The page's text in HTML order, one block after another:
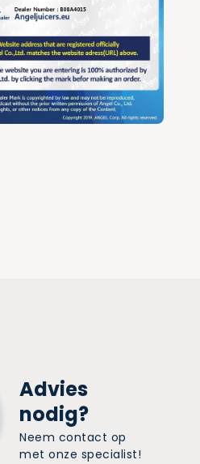
Advies
nodig?
Neem contact op
met onze specialist!